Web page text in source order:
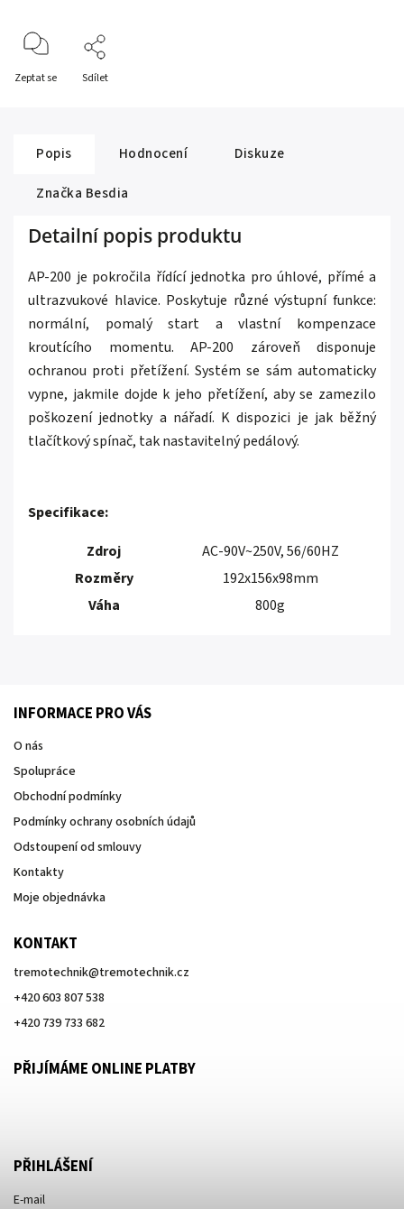
Zeptat se Sdílet
Popis Hodnocení
Diskuze
Značka Besdia
Detailní popis produktu
AP-200 je pokročila řídící jednotka pro úhlové, přímé a
ultrazvukové hlavice. Poskytuje různé výstupní funkce:
normální, pomalý start a vlastní kompenzace
kroutícího momentu. AP-200 zároveň disponuje
ochranou proti přetížení. Systém se sám automaticky
vypne, jakmile dojde k jeho přetížení, aby se zamezilo
poškození jednotky a nářadí. K dispozici je jak běžný
tlačítkový spínač, tak nastavitelný pedálový.
Specifikace:
Zdroj
AC-90V~250V, 56/60HZ
Rozměry
192x156x98mm
Váha
800g
INFORMACE PRO VÁS
O nás
Spolupráce
Obchodní podmínky
Podmínky ochrany osobních údajů
Odstoupení od smlouvy
Kontakty
Moje objednávka
KONTAKT
tremotechnik@tremotechnik.cz
+420 603 807 538
+420 739 733 682
PŘIJÍMÁME ONLINE PLATBY
PŘIHLÁŠENÍ
E-mail